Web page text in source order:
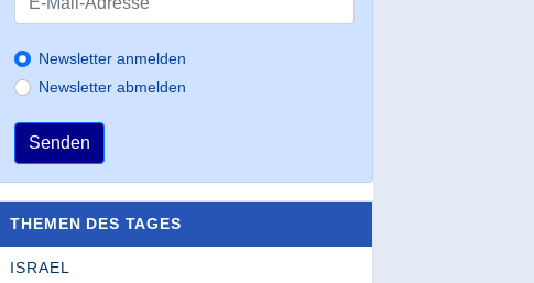
Newsletter anmelden
Newsletter abmelden
Senden
THEMEN DES TAGES
ISRAEL